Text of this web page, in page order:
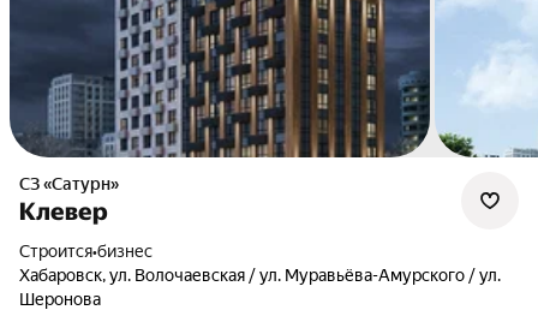
СЗ «Сатурн»
Клевер
Строится•бизнес
Хабаровск, ул. Волочаевская / ул. Муравьёва-Амурского / ул.
Шеронова